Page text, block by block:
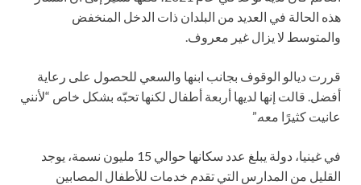
هذه الحالة في العديد من البلدان ذات الدخل المنخفض
والمتوسط لا يزال غير معروف.
قررت ديالو الوقوف بجانب ابنها والسعي للحصول على رعاية
أفضل. قالت إنها لديها أربعة أطفال لكنها تحبّه بشكل خاص “لأنني
عانيت كثيرًا معه.”
في غينيا، دولة يبلغ عدد سكانها حوالي 15 مليون نسمة، يوجد
القليل من المدارس التي تقدم خدمات للأطفال المصابين